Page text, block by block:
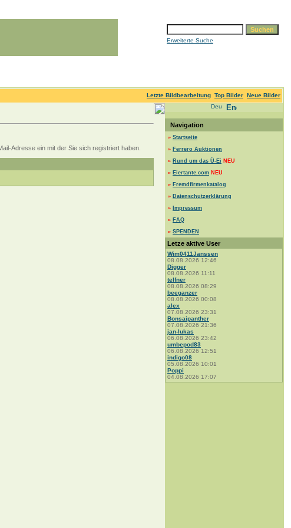
Erweiterte Suche
Letzte Bildbearbeitung Top Bilder Neue Bilder
Adresse ein mit der Sie sich registriert haben.
Navigation
» Startseite
» Ferrero Auktionen
» Rund um das Ü-Ei NEU
» Eiertante.com NEU
» Fremdfirmenkatalog
» Datenschutzerklärung
» Impressum
» FAQ
» SPENDEN
Letze aktive User
Wim0411Janssen
08.08.2026 12:46
Digger
08.08.2026 11:11
telfner
08.08.2026 08:29
beeganzer
08.08.2026 00:08
alex
07.08.2026 23:31
Bonsaipanther
07.08.2026 21:36
jan-lukas
06.08.2026 23:42
umbepod83
06.08.2026 12:51
indigo08
05.08.2026 10:01
Poppi
04.08.2026 17:07